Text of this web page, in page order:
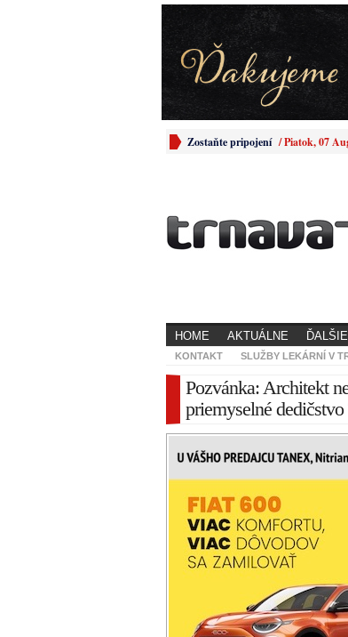
Zostaňte pripojení /Piatok, 07
HOME AKTUÁLNE
KONTAKT SLUŽBY LEKÁRNÍ V
Pozvánka: Architekt
priemyselné